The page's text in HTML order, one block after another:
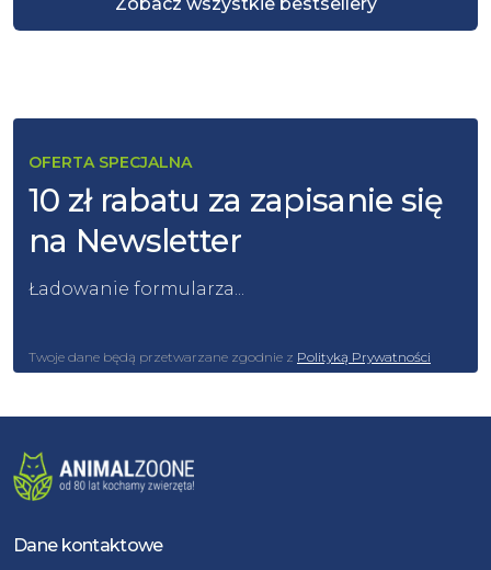
OFERTA SPECJALNA
10 zł rabatu za zapisanie się
na Newsletter
Ładowanie formularza...
Twoje dane będą przetwarzane zgodnie z Polityką Prywatności
Dane kontaktowe